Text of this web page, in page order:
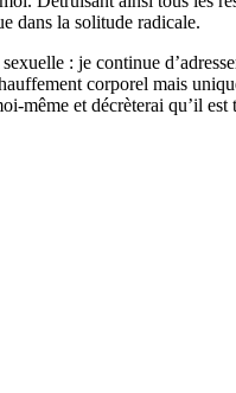
dans la solitude radicale.
: je continue
corporel mais
et décrèterai qu’il